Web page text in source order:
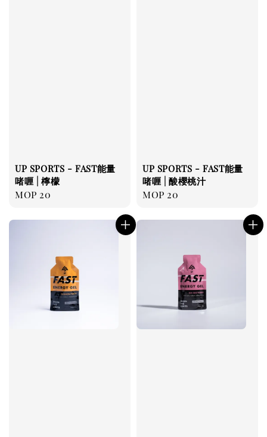
UP SPORTS - FAST能量
啫喱 | 檸檬
Regular
MOP 20
UP SPORTS - FAST能量
啫喱 | 酸櫻桃汁
Regular
MOP 20